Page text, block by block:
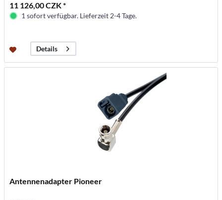
11 126,00 CZK *
1 sofort verfügbar. Lieferzeit 2-4 Tage.
Details
Antennenadapter Pioneer